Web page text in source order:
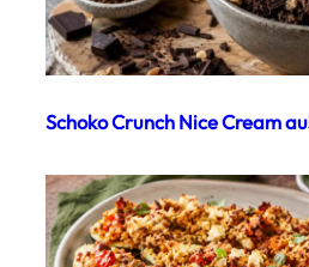
Schoko Crunch Nice Cream